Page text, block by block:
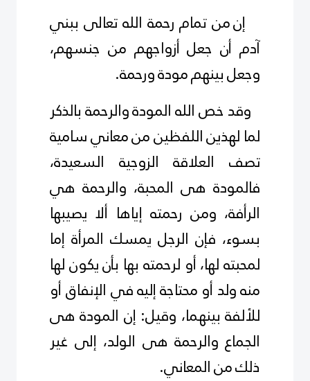
إن من تمام رحمة الله تعالى ببني
آدم أن جعل أزواجهم من جنسهم،
وجعل بينهم مودة ورحمة.
وقد خص الله المودة والرحمة بالذكر
لما لهذين اللفظين من معاني سامية
تصف العلاقة الزوجية السعيدة،
فالمودة هى المحبة، والرحمة هي
الرأفة، ومن رحمته إياها ألا يصيبها
بسوء، فإن الرجل يمسك المرأة إما
لمحبته لها، أو لرحمته بها بأن يكون لها
منه ولد أو محتاجة إليه في الإنفاق أو
للألفة بينهما، وقيل: إن المودة هى
الجماع والرحمة هى الولد، إلى غير
ذلك من المعاني.